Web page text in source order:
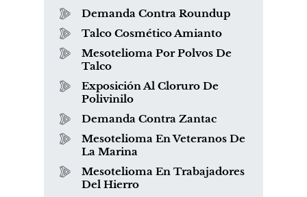
Demanda Contra Roundup
Talco Cosmético Amianto
Mesotelioma Por Polvos De
Talco
Exposición Al Cloruro De
Polivinilo
Demanda Contra Zantac
Mesotelioma En Veteranos De
La Marina
Mesotelioma En Trabajadores
Del Hierro